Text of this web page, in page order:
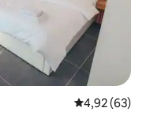
Gemiddelde
4,92 (63)